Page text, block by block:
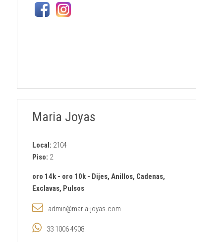
Maria Joyas
Local: 2104
Piso: 2
oro 14k- oro 10k- Dijes, Anillos, Cadenas,
Exclavas, Pulsos
admin@maria-joyas.com
33 1006 4908